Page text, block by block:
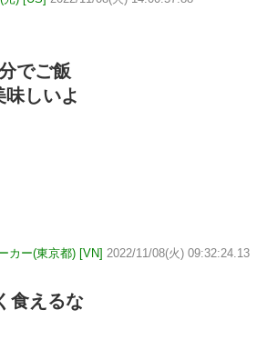
でご飯
味しいよ
カー(東京都) [VN] 2022/11/08(火) 09:32:24.13
食えるな